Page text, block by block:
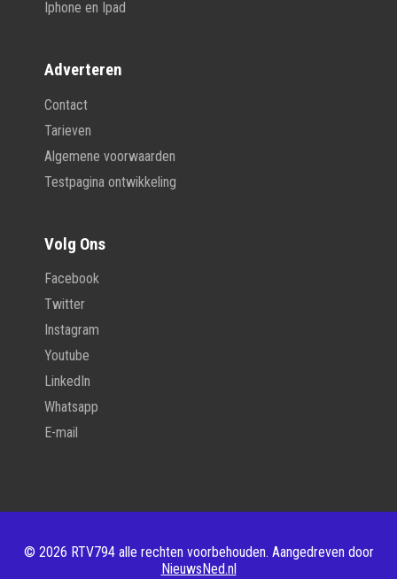
Iphone en Ipad
Adverteren
Contact
Tarieven
Algemene voorwaarden
Testpagina ontwikkeling
Volg Ons
Facebook
Twitter
Instagram
Youtube
LinkedIn
Whatsapp
E-mail
© 2026 RTV794 alle rechten voorbehouden. Aangedreven door
NieuwsNed.nl